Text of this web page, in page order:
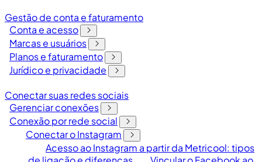
Gestão de conta e faturamento
Conta e acesso
Marcas e usuários
Planos e faturamento
Jurídico e privacidade
Conectar suas redes sociais
Gerenciar conexões
Conexão por rede social
Conectar o Instagram
Acesso ao Instagram a partir da Metricool: tipos